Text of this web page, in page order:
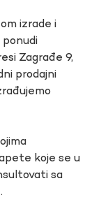
izrade i
Zagrađe 9,
prodajni
koje se u
sa